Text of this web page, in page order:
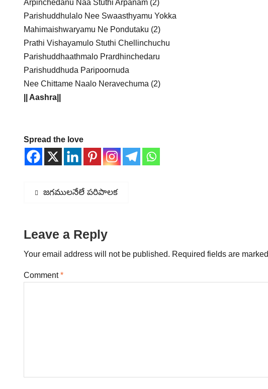
Arpinchedanu Naa Stuthi Arpanam (2)
Parishuddhulalo Nee Swaasthyamu Yokka
Mahimaishwaryamu Ne Pondutaku (2)
Prathi Vishayamulo Stuthi Chellinchuchu
Parishuddhaathmalo Prardhinchedaru
Parishuddhuda Paripoornuda
Nee Chittame Naalo Neravechuma (2)
|| Aashra||
Spread the love
Post
Previous
జగములనేలే పరిపాలక
Leave a Reply
Your email address will not be published. Required fields are marked
Comment*